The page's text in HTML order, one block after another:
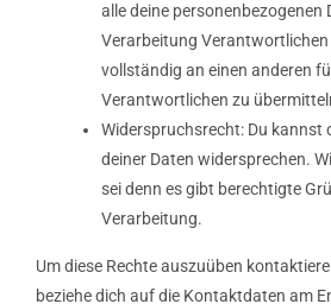
alle deine personenbezogenen
Verarbeitung
vollständig an einen anderen
Verantwortlichen zu
Widerspruchsrecht: Du kannst
deiner Daten widersprechen.
sei denn es gibt berechtigte
Verarbeitung.
Um diese Rechte auszuüben
beziehe dich auf die Kontaktdaten am